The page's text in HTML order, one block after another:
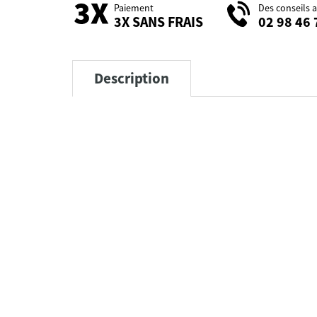
Paiement
3X SANS FRAIS
Des conseils
02 98 46
Description